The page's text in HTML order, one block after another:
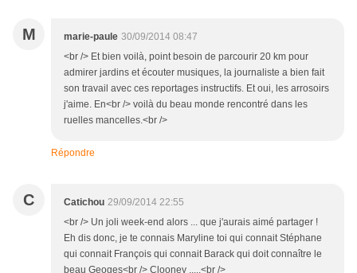
M marie-paule 30/09/2014 08:47
<br /> Et bien voilà, point besoin de parcourir 20 km pour
admirer jardins et écouter musiques, la journaliste a bien fait
son travail avec ces reportages instructifs. Et oui, les arrosoirs
j'aime. En<br /> voilà du beau monde rencontré dans les
ruelles mancelles.<br />
Répondre
C Catichou 29/09/2014 22:55
<br /> Un joli week-end alors ... que j'aurais aimé partager !
Eh dis donc, je te connais Maryline toi qui connait Stéphane
qui connait François qui connait Barack qui doit connaître le
beau Geoges<br /> Clooney .....<br />